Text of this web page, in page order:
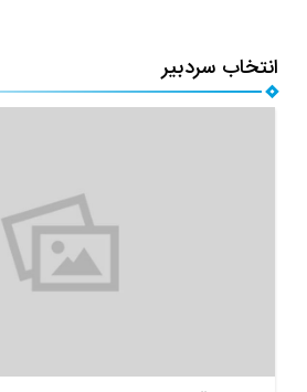
انتخاب سردبیر